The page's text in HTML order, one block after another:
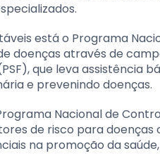
está o Programa
doenças através de
que leva assistência
e prevenindo doenças.
Nacional de
de risco para doenças
na promoção da